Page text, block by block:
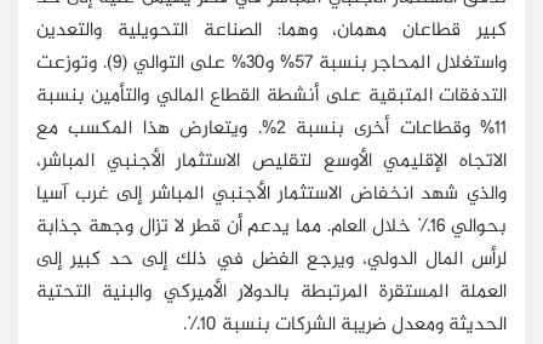
كبير قطاعان مهمان، وهما: الصناعة التحويلية والتعدين
واستغلال المحاجر بنسبة 57% و30% على التوالي (9). وتوزعت
التدفقات المتبقية على أنشطة القطاع المالي والتأمين بنسبة
11% وقطاعات أخرى بنسبة 2%. ويتعارض هذا المكسب مع
الاتجاه الإقليمي الأوسع لتقليص الاستثمار الأجنبي المباشر،
والذي شهد انخفاض الاستثمار الأجنبي المباشر إلى غرب آسيا
بحوالي 16٪ خلال العام. مما يدعم أن قطر لا تزال وجهة جذابة
لرأس المال الدولي، ويرجع الفضل في ذلك إلى حد كبير إلى
العملة المستقرة المرتبطة بالدولار الأميركي والبنية التحتية
الحديثة ومعدل ضريبة الشركات بنسبة 10٪.